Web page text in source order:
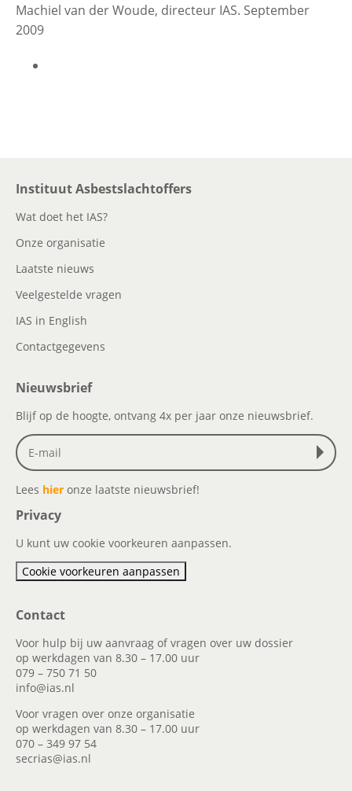
Machiel van der Woude, directeur IAS. September
2009
Instituut Asbestslachtoffers
Wat doet het IAS?
Onze organisatie
Laatste nieuws
Veelgestelde vragen
IAS in English
Contactgegevens
Nieuwsbrief
Blijf op de hoogte, ontvang 4x per jaar onze nieuwsbrief.
Lees hier onze laatste nieuwsbrief!
Privacy
U kunt uw cookie voorkeuren aanpassen.
Cookie voorkeuren aanpassen
Contact
Voor hulp bij uw aanvraag of vragen over uw dossier
op werkdagen van 8.30 – 17.00 uur
079 – 750 71 50
info@ias.nl
Voor vragen over onze organisatie
op werkdagen van 8.30 – 17.00 uur
070 – 349 97 54
secrias@ias.nl